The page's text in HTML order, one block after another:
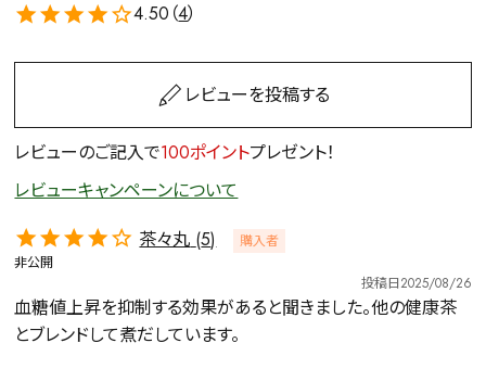
4.50（4）
レビューを投稿する
レビューのご記入で100ポイントプレゼント！
レビューキャンペーンについて
茶々丸 5
購入者
非公開
投稿日2025/08/26
血糖値上昇を抑制する効果があると聞きました。他の健康茶
とブレンドして煮だしています。